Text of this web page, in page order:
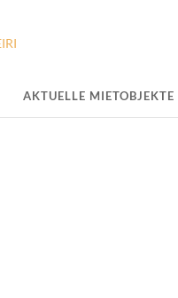
AKTUELLE MIETOBJEKTE